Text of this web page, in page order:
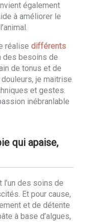
également
à améliorer le
réalise différents
des besoins de
de tonus et de
je maitrise
et gestes.
inébranlable
qui apaise,
l’un des soins de
Et pour cause,
et de détente
à base d’algues,